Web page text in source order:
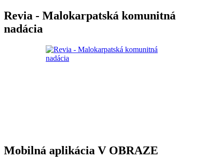
Revia - Malokarpatská komunitná
nadácia
Mobilná aplikácia V OBRAZE